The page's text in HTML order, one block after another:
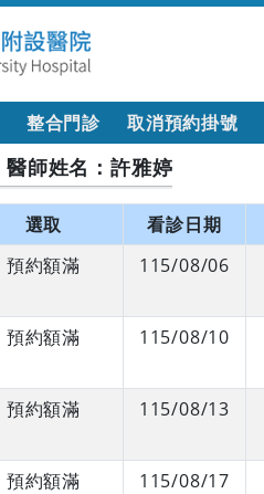
整合門診 取消預約掛號
醫師姓名：許雅婷
選取 看診日期
預約額滿
115/08/06
預約額滿
115/08/10
預約額滿
115/08/13
預約額滿
115/08/17